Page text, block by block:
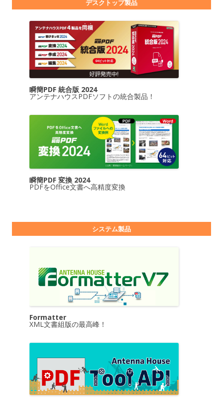
デスクトップ製品
瞬簡PDF 統合版 2024
アンテナハウスPDFソフトの統合製品！
瞬簡PDF 変換 2024
PDFをOffice文書へ高精度変換
システム製品
Formatter
XML文書組版の最高峰！